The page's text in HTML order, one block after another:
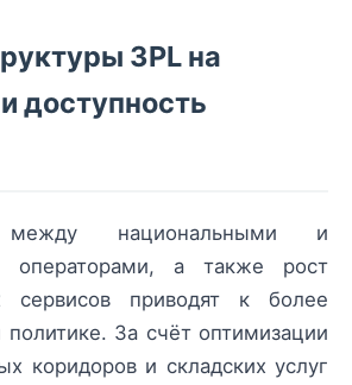
3PL на
доступность
между национальными и
операторами, а также рост
сервисов приводят к более
политике. За счёт оптимизации
коридоров и складских услуг